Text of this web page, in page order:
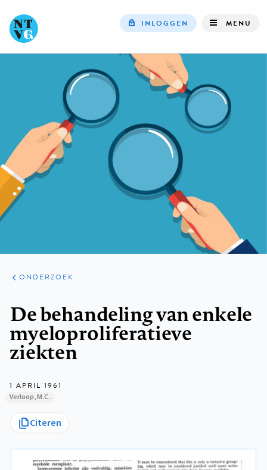
INLOGGEN MENU
ARTIKELEN
ONDERZOEK
ONDERZOEK
De behandeling van enkele
myeloproliferatieve
ziekten
1 APRIL 1961
Verloop, M.C.
Citeren